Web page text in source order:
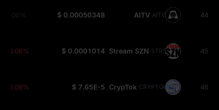
44
AITV AITV
$ 0.00050348
0.00%
45
Stream SZN STRSZN
$ 0.0001014
-0.08%
46
CrypTok CRYPTOK
$ 7.65E-5
-0.08%